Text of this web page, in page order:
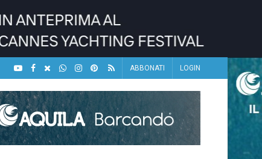
ABBONATI LOGIN